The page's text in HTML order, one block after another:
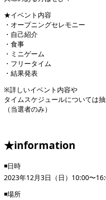
★イベント内容
・オープニングセレモニー
・自己紹介
・食事
・ミニゲーム
・フリータイム
・結果発表
※詳しいイベント内容や
タイムスケジュールについては
（当選者のみ）
★information
◾️日時
2023年12月3日（日）10:00〜
◾️場所